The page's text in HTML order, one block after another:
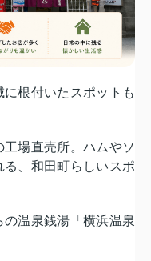
根付いたスポットも
場直売所。ハムやソ
、和田町らしいスポ
温泉銭湯「横浜温泉